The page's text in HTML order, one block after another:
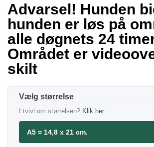
Advarsel! Hunden
hunden er løs på
alle døgnets 24
Området er
skilt
størrelse
I tvivl om størrelsen? Klik her
A5 = 14,8 x 21 cm.